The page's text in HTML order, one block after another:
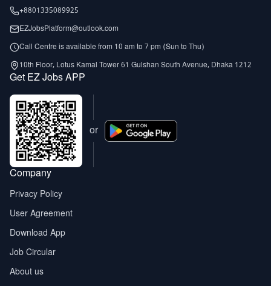
+8801335089925
EZJobsPlatform@outlook.com
Call Centre is available from 10 am to 7 pm (Sun to Thu)
10th Floor, Lotus Kamal Tower 61 Gulshan South Avenue, Dhaka 1212
Company
Privacy Policy
User Agreement
Download App
Job Circular
About us
Get EZ Jobs APP
or